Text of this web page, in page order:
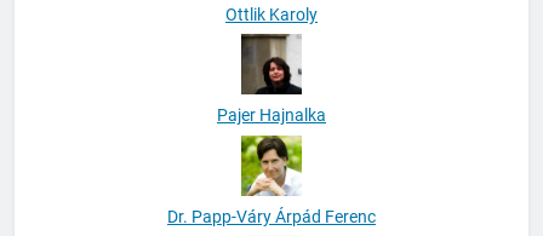
Ottlik Karoly
Pajer Hajnalka
Dr. Papp-Váry Árpád Ferenc